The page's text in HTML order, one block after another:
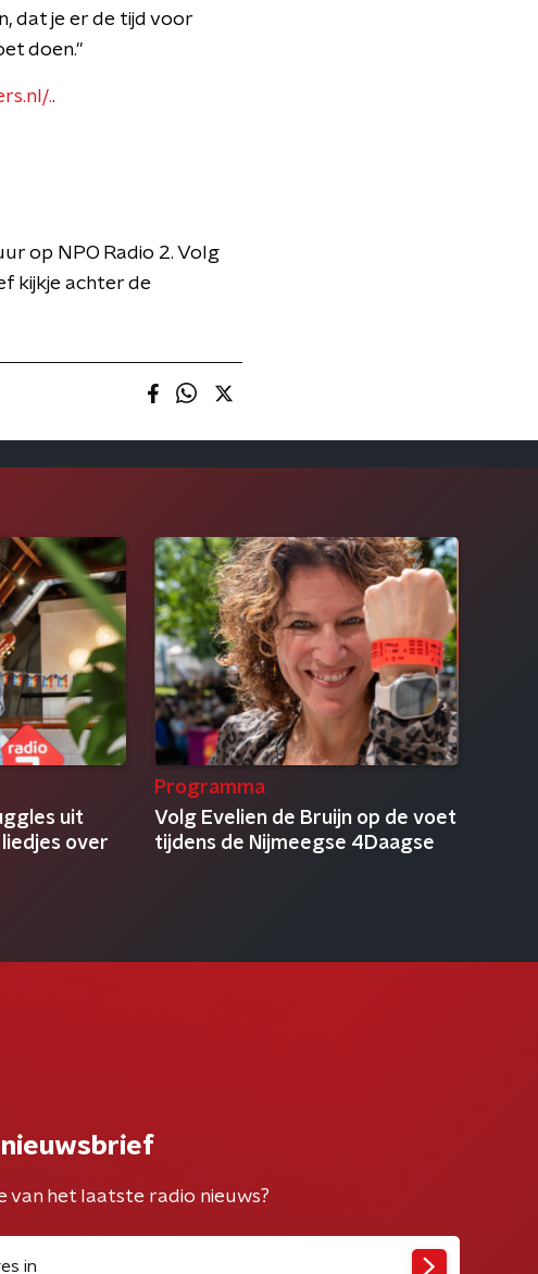
dat je er de tijd voor
doen."
..
op NPO Radio 2. Volg
kijkje achter de
uit
over
Programma
Volg Evelien de Bruijn op de voet
tijdens de Nijmeegse 4Daagse
nieuwsbrief
van het laatste radio nieuws?